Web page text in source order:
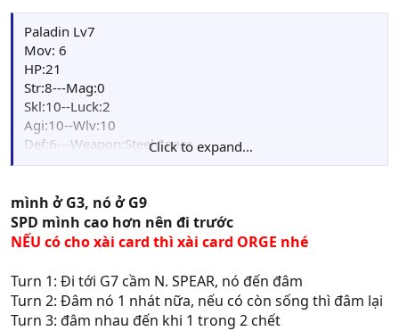
Item: Herb(2), Fruit(2),Wooden Shield(2)
Event Item:
Skill: Fury Spear(0/2)
Card: Thief(1), Mummy(1), Orge(4)
Paladin Lv7
Mov: 6
HP:21
Str:8---Mag:0
Skl:10--Luck:2
Agi:10--Wlv:10
Def:6---Weapon:Steel Spear
Skill: BIG SHIELD
Click to expand...
mình ở G3, nó ở G9
SPD mình cao hơn nên đi trước
NẾU có cho xài card thì xài card ORGE nhé
Turn 1: Đi tới G7 cầm N. SPEAR, nó đến đâm
Turn 2: Đâm nó 1 nhát nữa, nếu có còn sống thì đâm lại
Turn 3: đâm nhau đến khi 1 trong 2 chết